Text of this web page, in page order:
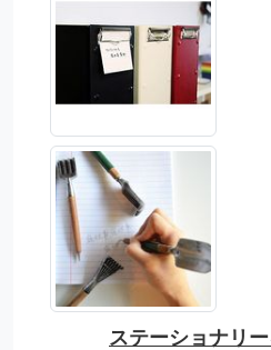
ステーショナリ